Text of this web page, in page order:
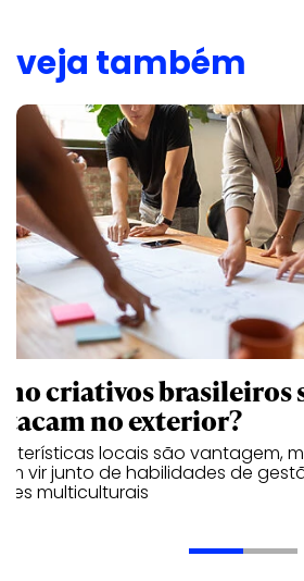
veja também
criativos brasileiros
no exterior?
locais são vantagem,
vir junto de habilidades de
multiculturais